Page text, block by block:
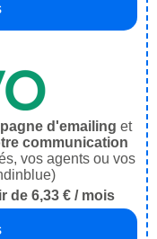
d'emailing et
communication
vos agents ou vos
de 6,33 € / mois